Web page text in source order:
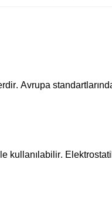
Avrupa
kullanılabilir.